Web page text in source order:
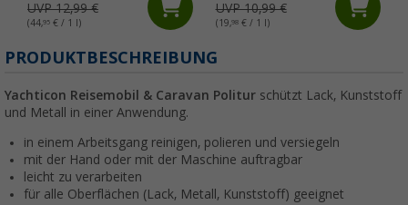
UVP 12,99 €
(44,95 € / 1 l)
UVP 10,99 €
(19,98€ / 1 l)
PRODUKTBESCHREIBUNG
Yachticon Reisemobil & Caravan Politur schützt Lack, Kunststoff
und Metall in einer Anwendung.
in einem Arbeitsgang reinigen, polieren und versiegeln
mit der Hand oder mit der Maschine auftragbar
leicht zu verarbeiten
für alle Oberflächen (Lack, Metall, Kunststoff) geeignet